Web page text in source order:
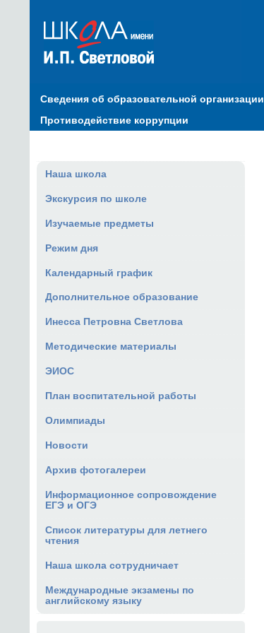
Сведения об образовательной организации
Противодействие коррупции
Наша школа
Экскурсия по школе
Изучаемые предметы
Режим дня
Календарный график
Дополнительное образование
Инесса Петровна Светлова
Методические материалы
ЭИОС
План воспитательной работы
Олимпиады
Новости
Архив фотогалереи
Информационное сопровождение
ЕГЭ и ОГЭ
Список литературы для летнего
чтения
Наша школа сотрудничает
Международные экзамены по
английскому языку